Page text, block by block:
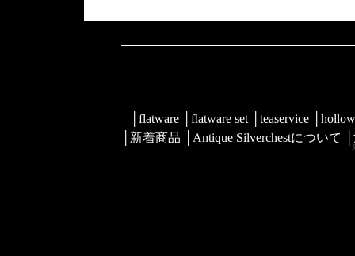
flatware│ flatware set│ teaservice│
新着商品 Antique Silverchestについて